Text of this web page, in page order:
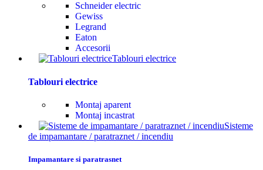
Schneider electric
Gewiss
Legrand
Eaton
Accesorii
Tablouri electrice
Tablouri electrice
Montaj aparent
Montaj incastrat
Sisteme
de impamantare / paratraznet / incendiu
Impamantare si paratrasnet